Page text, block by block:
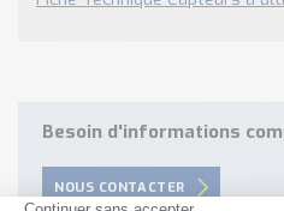
Besoin d'informations
NOUS CONTACTER